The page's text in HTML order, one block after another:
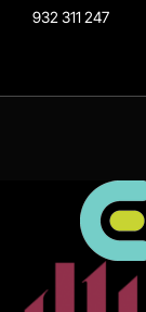
932 311 247